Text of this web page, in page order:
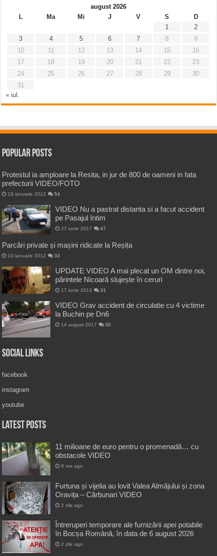
august 2026
L
Ma Mi J V S
D
1
2
3
4 5 6 7 8
9
10
11 12 13 14 15
16
17
18 19 20 21 22
23
24
25 26 27 28 29
30
31
« iul.
Popular Posts
Protestul ia amploare la Resita, in jur de 800 de oameni in fata
prefecturii VIDEO/FOTO
19 ianuarie 2012 54
VIDEO Nu a pastrat distanta si a facut accident
pe Pasajul Intim
27 iunie 2017 47
Parcări private și mașini ridicate la Reșița
10 ianuarie 2012 33
UPDATE VIDEO A mai plecat un OM dintre noi,
părintele Nicoară slujește în ceruri
17 iunie 2013 31
VIDEO Grav accident de circulatie cu 4 victime
la Buchin pe Dn6
14 august 2017 30
Social Links
facebook
instagram
youtube
Latest Posts
11 milioane de euro pentru o promenadă… cu
obstacole VIDEO
8 ore ago
Furtuna și vijelia au lovit Valea Almăjului și zona
Oravița – Cărbunari VIDEO
2 zile ago
Întreruperi temporare ale furnizării apei potabile
în Bocșa Română, în data de 6 august 2026
2 zile ago